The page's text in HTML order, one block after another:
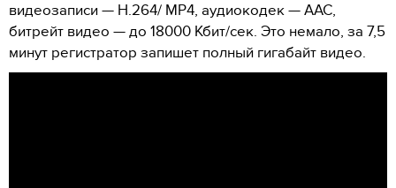
видеозаписи — H.264/ MP4, аудиокодек — AAC,
битрейт видео — до 18000 Кбит/сек. Это немало, за 7,5
минут регистратор запишет полный гигабайт видео.